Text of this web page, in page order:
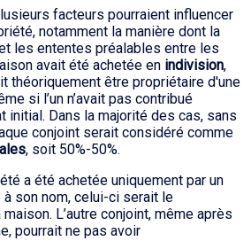
facteurs pourraient influencer
notamment la manière dont la
les ententes préalables entre les
avait été achetée en indivision,
théoriquement être propriétaire d'une
si l’un n’avait pas contribué
initial. Dans la majorité des cas, sans
conjoint serait considéré comme
, soit 50%-50%.
a été achetée uniquement par un
son nom, celui-ci serait le
L’autre conjoint, même après
pourrait ne pas avoir